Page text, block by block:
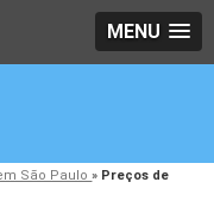
MENU
São Paulo» Preços de